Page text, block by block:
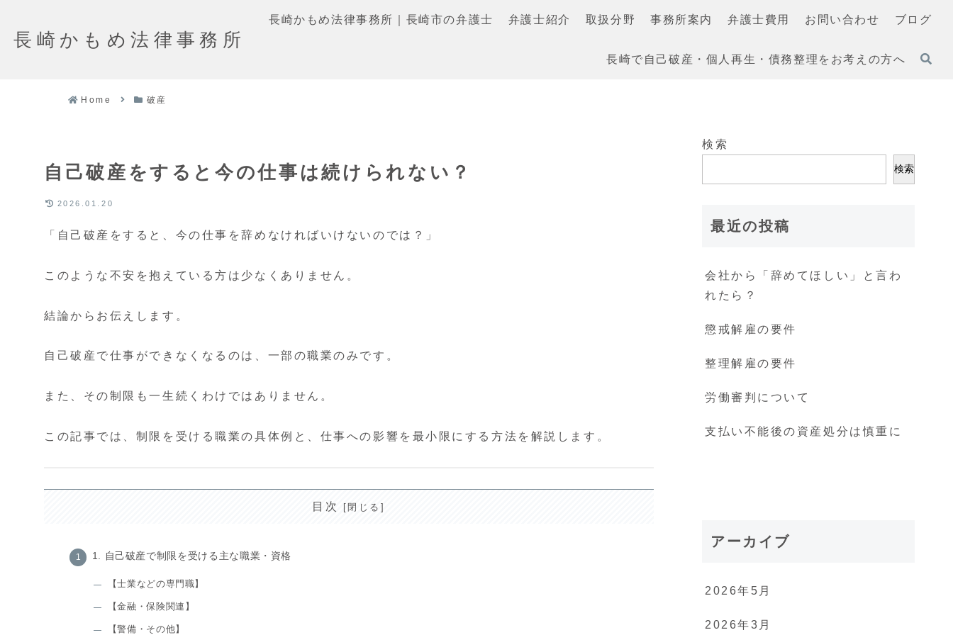
長崎かもめ法律事務所
長崎かもめ法律事務所｜長崎市の弁護士 弁護士紹介 取扱分野 事務所案内 弁護士費用 お問い合わせ ブログ
長崎で自己破産・個人再生・債務整理をお考えの方へ
Home 破産
自己破産をすると今の仕事は続けられない？
2026.01.20
「自己破産をすると、今の仕事を辞めなければいけないのでは？」
このような不安を抱えている方は少なくありません。
結論からお伝えします。
自己破産で仕事ができなくなるのは、一部の職業のみです。
また、その制限も一生続くわけではありません。
この記事では、制限を受ける職業の具体例と、仕事への影響を最小限にする方法を解説します。
目次
1. 自己破産で制限を受ける主な職業・資格
【士業などの専門職】
【金融・保険関連】
【警備・その他】
検索
検索
最近の投稿
会社から「辞めてほしい」と言わ
れたら？
懲戒解雇の要件
整理解雇の要件
労働審判について
支払い不能後の資産処分は慎重に
アーカイブ
2026年5月
2026年3月